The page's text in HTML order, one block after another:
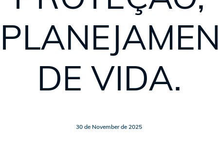
DE VIDA.
30 de November de 2025